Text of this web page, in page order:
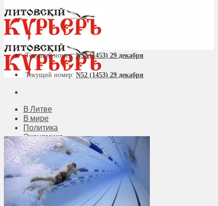
В Литве
В мире
Политика
Экономика
Бизнес
Общество
Мнения
Вильнюс
Клайпеда
Висагинас
Регионы
Текущий номер:N52 (1453) 29 декабря
Текущий номер: N52 (1453) 29 декабря